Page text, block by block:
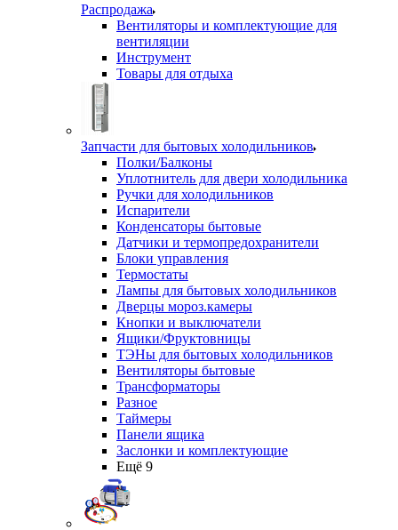
Распродажа
Вентиляторы и комплектующие для
вентиляции
Инструмент
Товары для отдыха
Запчасти для бытовых холодильников
Полки/Балконы
Уплотнитель для двери холодильника
Ручки для холодильников
Испарители
Конденсаторы бытовые
Датчики и термопредохранители
Блоки управления
Термостаты
Лампы для бытовых холодильников
Дверцы мороз.камеры
Кнопки и выключатели
Ящики/Фруктовницы
ТЭНы для бытовых холодильников
Вентиляторы бытовые
Трансформаторы
Разное
Таймеры
Панели ящика
Заслонки и комплектующие
Ещё 9